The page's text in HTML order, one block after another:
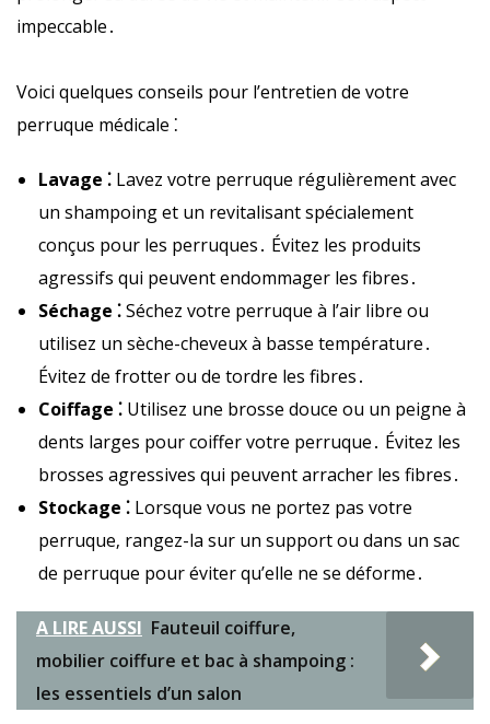
impeccable․
Voici quelques conseils pour l’entretien de votre
perruque médicale ⁚
Lavage ⁚ Lavez votre perruque régulièrement avec
un shampoing et un revitalisant spécialement
conçus pour les perruques․ Évitez les produits
agressifs qui peuvent endommager les fibres․
Séchage ⁚Séchez votre perruque à l’air libre ou
utilisez un sèche-cheveux à basse température․
Évitez de frotter ou de tordre les fibres․
Coiffage ⁚ Utilisez une brosse douce ou un peigne à
dents larges pour coiffer votre perruque․ Évitez les
brosses agressives qui peuvent arracher les fibres․
Stockage ⁚ Lorsque vous ne portez pas votre
perruque‚ rangez-la sur un support ou dans un sac
de perruque pour éviter qu’elle ne se déforme․
A LIRE AUSSI Fauteuil coiffure,
mobilier coiffure et bac à shampoing :
les essentiels d’un salon